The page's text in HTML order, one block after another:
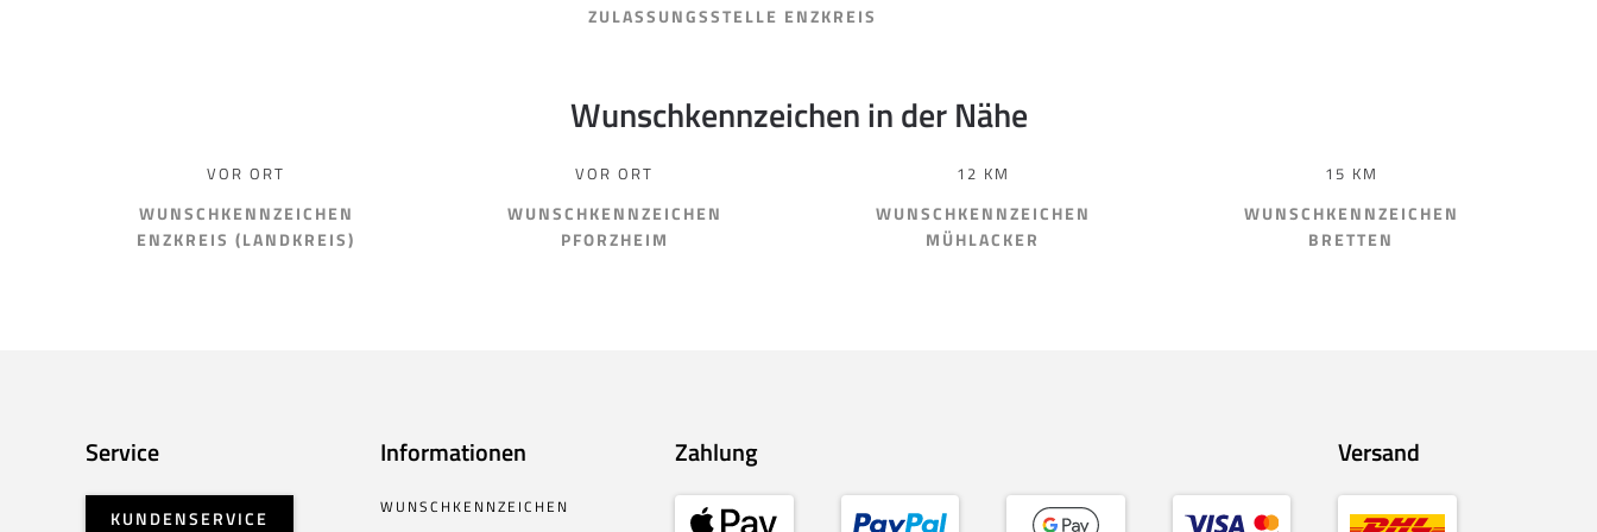
ZULASSUNGSSTELLE ENZKREIS
Wunschkennzeichen in der Nähe
VOR ORT
WUNSCHKENNZEICHEN
ENZKREIS (LANDKREIS)
VOR ORT
WUNSCHKENNZEICHEN
PFORZHEIM
12 KM
WUNSCHKENNZEICHEN
MÜHLACKER
15 KM
WUNSCHKENNZEICHEN
BRETTEN
Service
KUNDENSERVICE
Informationen
WUNSCHKENNZEICHEN
Zahlung Versand